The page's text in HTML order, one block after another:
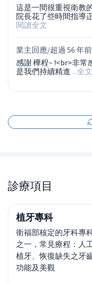
這是一間很重視衛教
院長花了些時間指導
閱讀全文
業主回應/超過 56 年前
感謝 樺程~ !<br>非
是我們持續精進 ...全文
診療項目
植牙專科
衛福部核定的牙科專
之一，常見療程：人
植牙、恢復缺失之牙
功能及美觀